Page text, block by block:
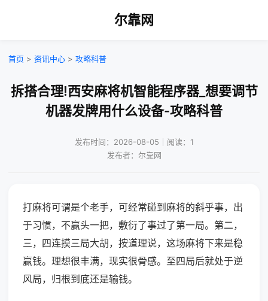
尔靠网
首页 > 资讯中心 > 攻略科普
拆搭合理!西安麻将机智能程序器_想要调节
机器发牌用什么设备-攻略科普
发布时间：2026-08-05｜阅读：1
发布者：尔靠网
打麻将可谓是个老手，可经常碰到麻将的斜乎事，出
于习惯，不赢头一把，敷衍了事过了第一局。第二，
三，四连摸三局大胡，按道理说，这场麻将下来是稳
赢钱。理想很丰满，现实很骨感。至四局后就处于逆
风局，归根到底还是输钱。